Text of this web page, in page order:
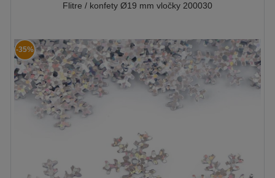
Flitre / konfety Ø19 mm vločky 200030
-35%